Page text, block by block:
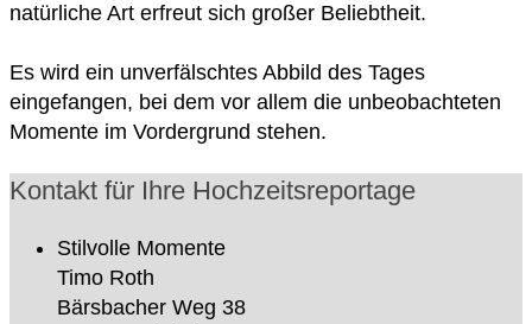
natürliche Art erfreut sich großer Beliebtheit.
Es wird ein unverfälschtes Abbild des Tages
eingefangen, bei dem vor allem die unbeobachteten
Momente im Vordergrund stehen.
Kontakt für Ihre Hochzeitsreportage
Stilvolle Momente
Timo Roth
Bärsbacher Weg 38